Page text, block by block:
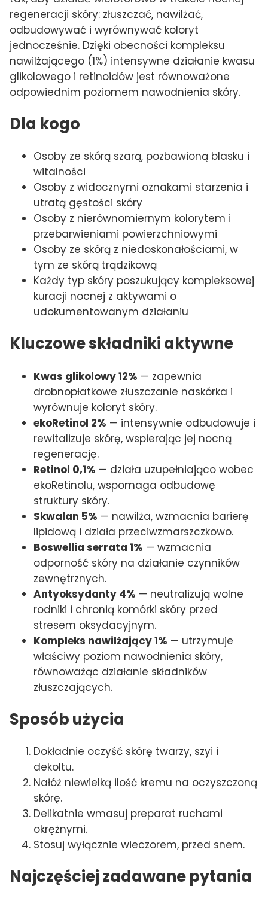
regeneracji skóry: złuszczać, nawilżać,
odbudowywać i wyrównywać koloryt
jednocześnie. Dzięki obecności kompleksu
nawilżającego (1%) intensywne działanie kwasu
glikolowego i retinoidów jest równoważone
odpowiednim poziomem nawodnienia skóry.
Dla kogo
Osoby ze skórą szarą, pozbawioną blasku i
witalności
Osoby z widocznymi oznakami starzenia i
utratą gęstości skóry
Osoby z nierównomiernym kolorytem i
przebarwieniami powierzchniowymi
Osoby ze skórą z niedoskonałościami, w
tym ze skórą trądzikową
Każdy typ skóry poszukujący kompleksowej
kuracji nocnej z aktywami o
udokumentowanym działaniu
Kluczowe składniki aktywne
Kwas glikolowy 12% — zapewnia
drobnopłatkowe złuszczanie naskórka i
wyrównuje koloryt skóry.
ekoRetinol 2% — intensywnie odbudowuje i
rewitalizuje skórę, wspierając jej nocną
regenerację.
Retinol 0,1% — działa uzupełniająco wobec
ekoRetinolu, wspomaga odbudowę
struktury skóry.
Skwalan 5% — nawilża, wzmacnia barierę
lipidową i działa przeciwzmarszczkowo.
Boswellia serrata 1% — wzmacnia
odporność skóry na działanie czynników
zewnętrznych.
Antyoksydanty 4% — neutralizują wolne
rodniki i chronią komórki skóry przed
stresem oksydacyjnym.
Kompleks nawilżający 1% — utrzymuje
właściwy poziom nawodnienia skóry,
równoważąc działanie składników
złuszczających.
Sposób użycia
Dokładnie oczyść skórę twarzy, szyi i
dekoltu.
Nałóż niewielką ilość kremu na oczyszczoną
skórę.
Delikatnie wmasuj preparat ruchami
okrężnymi.
Stosuj wyłącznie wieczorem, przed snem.
Najczęściej zadawane pytania